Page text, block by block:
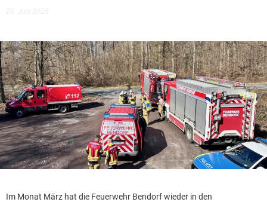
20. Juni 2025
Im Monat März hat die Feuerwehr Bendorf wieder in den